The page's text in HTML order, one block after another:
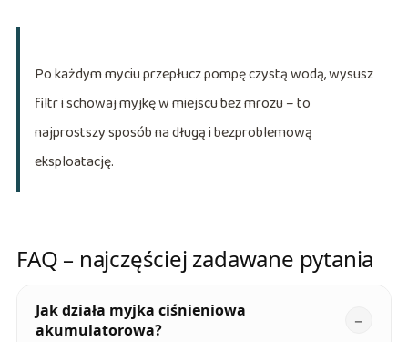
Po każdym myciu przepłucz pompę czystą wodą, wysusz
filtr i schowaj myjkę w miejscu bez mrozu – to
najprostszy sposób na długą i bezproblemową
eksploatację.
FAQ – najczęściej zadawane pytania
Jak działa myjka ciśnieniowa
akumulatorowa?